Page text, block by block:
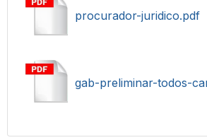
procurador-juridico.pdf
gab-preliminar-todos-